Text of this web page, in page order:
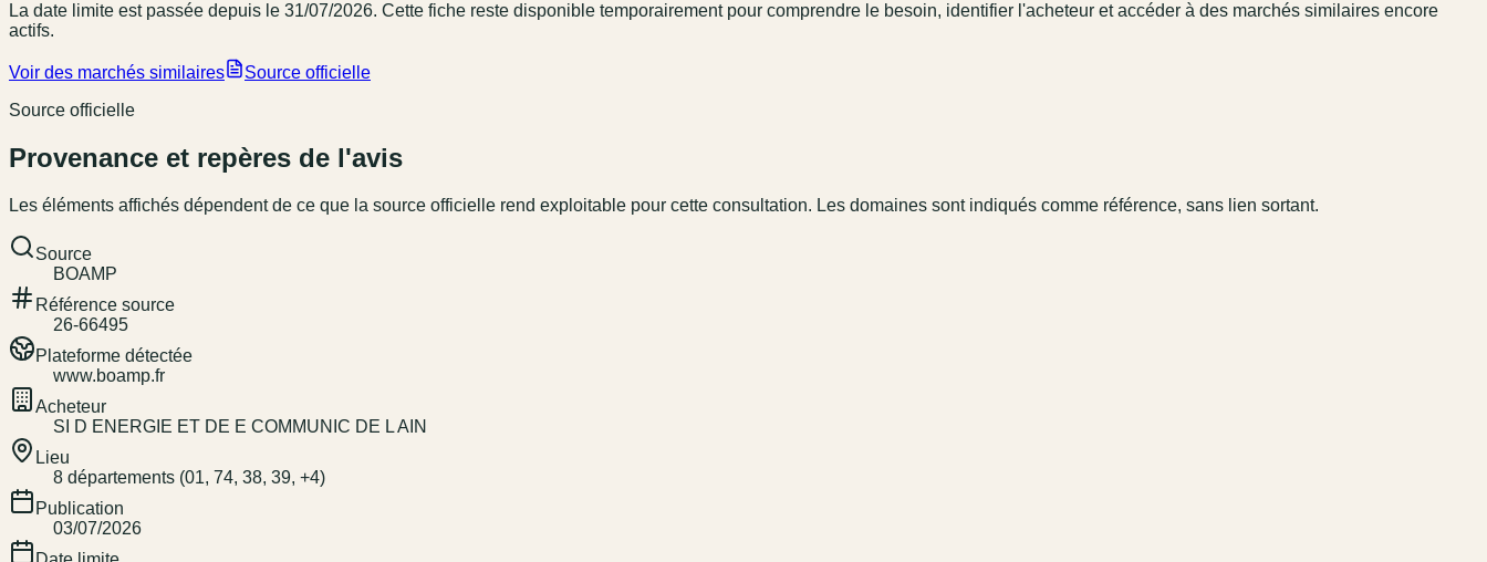
La date limite est passée depuis le 31/07/2026. Cette fiche reste disponible temporairement pour comprendre le besoin, identifier l'acheteur et accéder à des marchés similaires encore
actifs.
Voir des marchés similaires
Source officielle
Source officielle
Provenance et repères de l'avis
Les éléments affichés dépendent de ce que la source officielle rend exploitable pour cette consultation. Les domaines sont indiqués comme référence, sans lien sortant.
Source
BOAMP
Référence source
26-66495
Plateforme détectée
www.boamp.fr
Acheteur
SI D ENERGIE ET DE E COMMUNIC DE L AIN
Lieu
8 départements (01, 74, 38, 39, +4)
Publication
03/07/2026